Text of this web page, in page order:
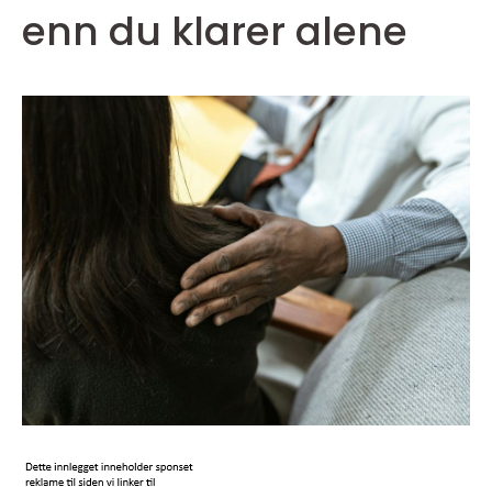
enn du klarer alene